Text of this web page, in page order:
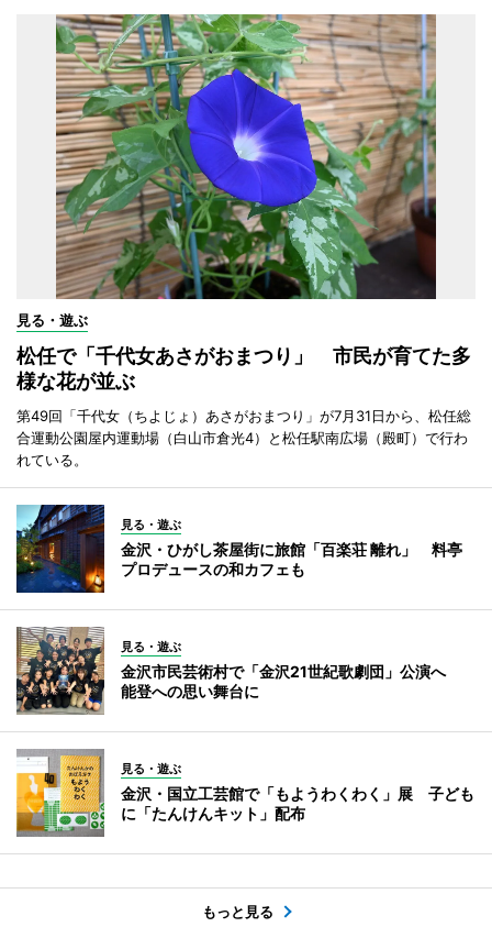
見る・遊ぶ
松任で「千代女あさがおまつり」 市民が育てた多
様な花が並ぶ
第49回「千代女（ちよじょ）あさがおまつり」が7月31日から、松任総
合運動公園屋内運動場（白山市倉光4）と松任駅南広場（殿町）で行わ
れている。
見る・遊ぶ
金沢・ひがし茶屋街に旅館「百楽荘 離れ」 料亭
プロデュースの和カフェも
見る・遊ぶ
金沢市民芸術村で「金沢21世紀歌劇団」公演へ
能登への思い舞台に
見る・遊ぶ
金沢・国立工芸館で「もようわくわく」展 子ども
に「たんけんキット」配布
もっと見る